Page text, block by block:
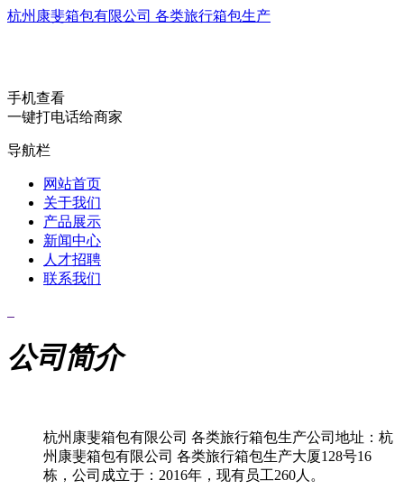
杭州康斐箱包有限公司 各类旅行箱包生产
手机查看
一键打电话给商家
导航栏
网站首页
关于我们
产品展示
新闻中心
人才招聘
联系我们
公司简介
杭州康斐箱包有限公司 各类旅行箱包生产公司地址：杭
州康斐箱包有限公司 各类旅行箱包生产大厦128号16
栋，公司成立于：2016年，现有员工260人。